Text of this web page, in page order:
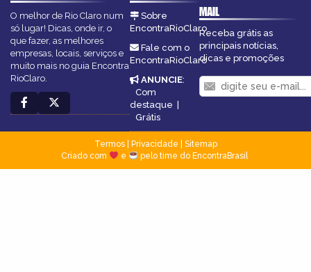
O melhor de Rio Claro num
só lugar! Dicas, onde ir, o
que fazer, as melhores
empresas, locais, serviços e
muito mais no guia Encontra
RioClaro.
Sobre
EncontraRioClaro
Fale com o
EncontraRioClaro
ANUNCIE:
Com
destaque
Grátis
MAIL
Receba grátis as
principais notícias,
dicas e promoções
Termos| Privacidade
Sitemap
Criado com
e pelo time do EncontraBrasil